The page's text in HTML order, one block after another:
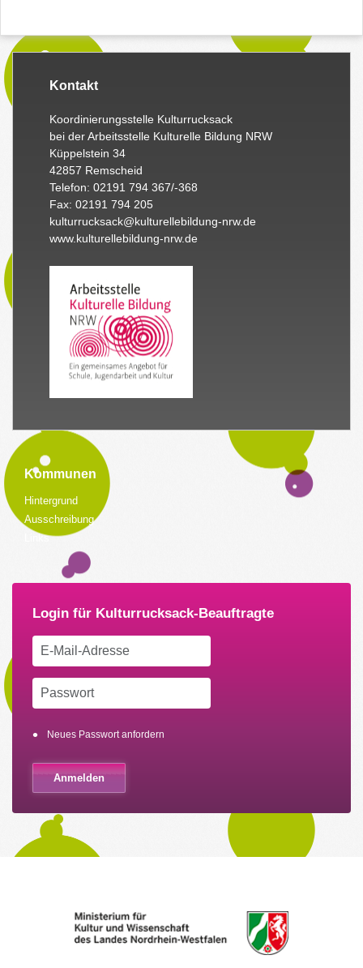
Kontakt
Koordinierungsstelle Kulturrucksack
bei der Arbeitsstelle Kulturelle Bildung NRW
Küppelstein 34
42857 Remscheid
Telefon: 02191 794 367/-368
Fax: 02191 794 205
kulturrucksack@kulturellebildung-nrw.de
www.kulturellebildung-nrw.de
Kommunen
Hintergrund
Ausschreibung
Links
Neues Passwort anfordern